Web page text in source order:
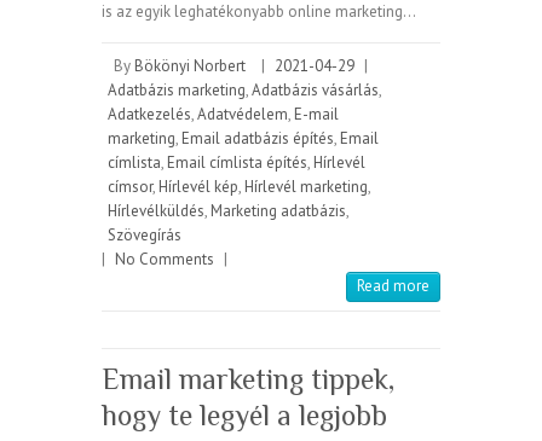
is az egyik leghatékonyabb online marketing…
By Bökönyi Norbert | 2021-04-29 |
Adatbázis marketing,Adatbázis vásárlás,
Adatkezelés,Adatvédelem, E-mail
marketing, Email adatbázis építés, Email
címlista, Email címlista építés, Hírlevél
címsor, Hírlevél kép, Hírlevél marketing,
Hírlevélküldés, Marketing adatbázis,
Szövegírás
| No Comments |
Read more
Email marketing tippek,
hogy te legyél a legjobb